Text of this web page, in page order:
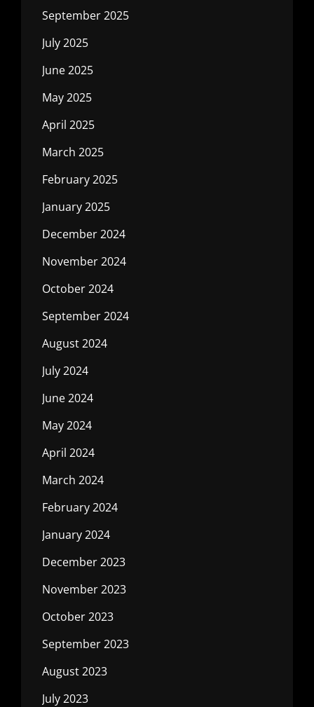
September 2025
July 2025
June 2025
May 2025
April 2025
March 2025
February 2025
January 2025
December 2024
November 2024
October 2024
September 2024
August 2024
July 2024
June 2024
May 2024
April 2024
March 2024
February 2024
January 2024
December 2023
November 2023
October 2023
September 2023
August 2023
July 2023